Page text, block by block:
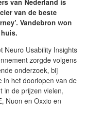
van Nederland is
van de beste
Vandebron won
Neuro Usability Insights
zorgde volgens
onderzoek, bij
in het doorlopen van de
in de prijzen vielen,
Nuon en Oxxio en